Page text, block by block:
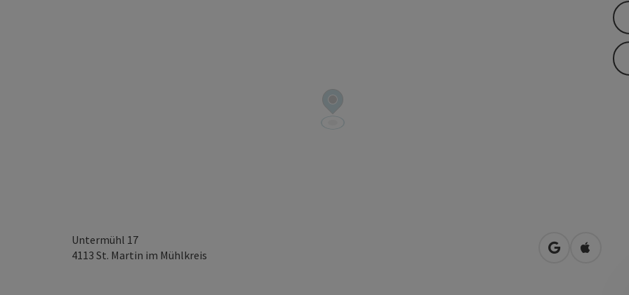
Untermühl 17
4113 St. Martin im Mühlkreis in Googlein Apple